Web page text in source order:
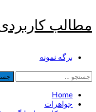
to
مطالب
Primaryبرگه نمونه
جستجو
برای:
Home
جواهرات